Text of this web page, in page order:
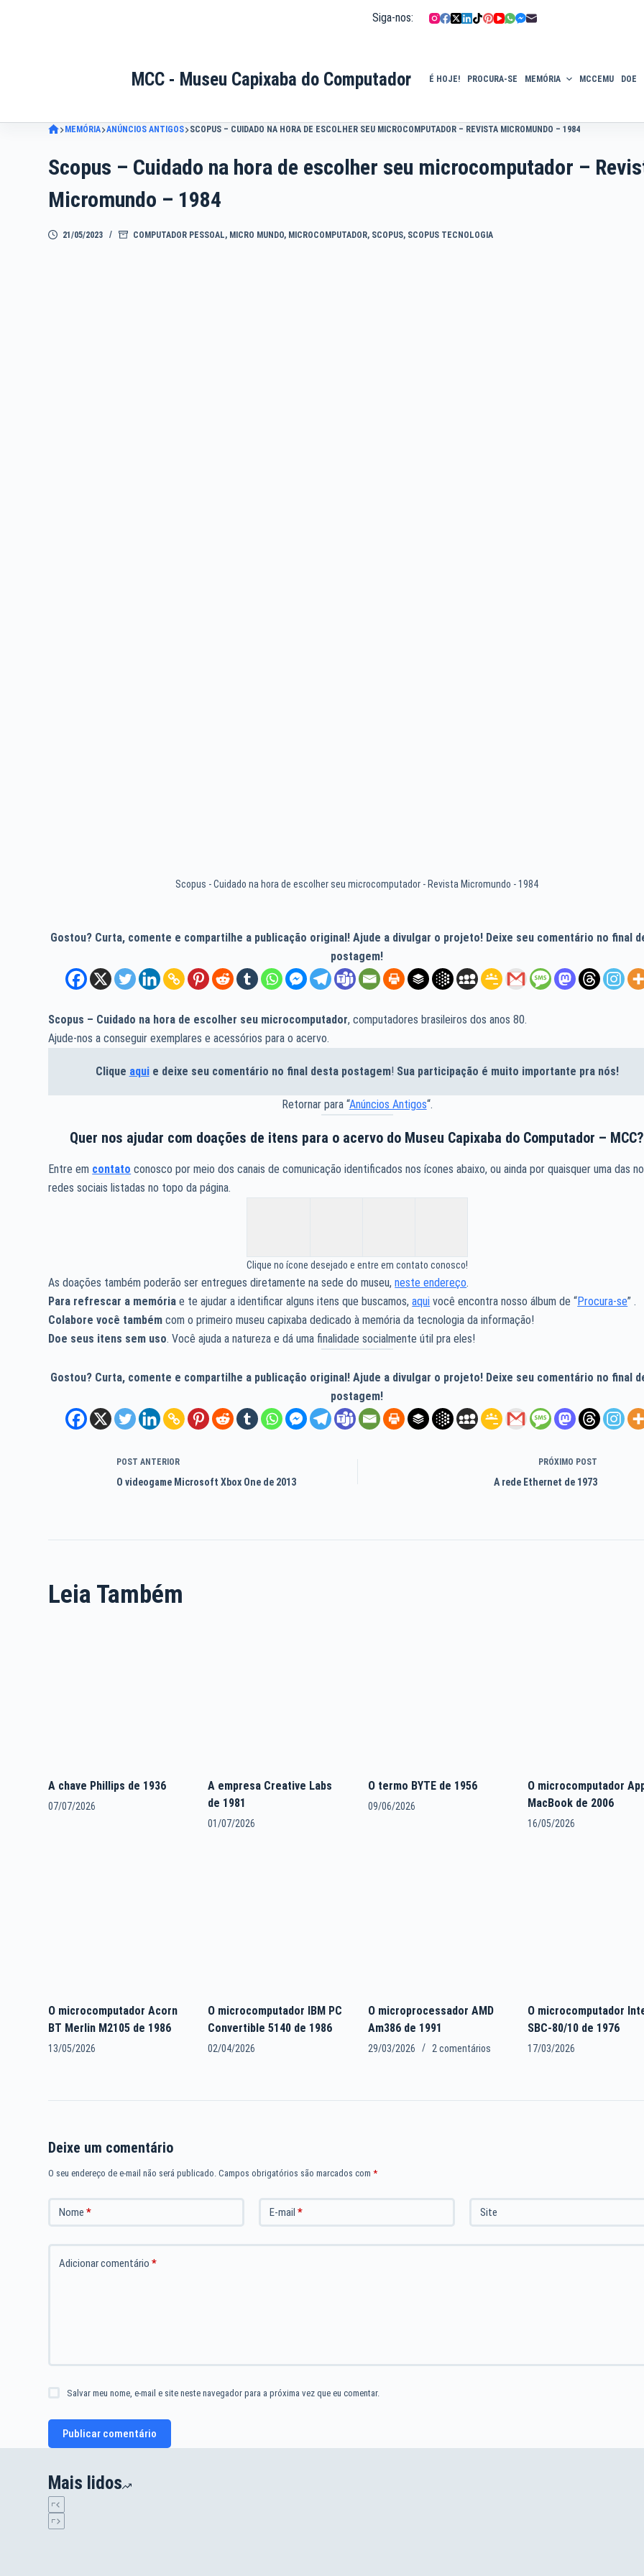
Siga-nos:
MCC - Museu Capixaba do Computador É HOJE! PROCURA-SE MEMÓRIA MCCEMU DOE
MEMÓRIA ANÚNCIOS ANTIGOS SCOPUS – CUIDADO NA HORA DE ESCOLHER SEU MICROCOMPUTADOR – REVISTA MICROMUNDO – 1984
Scopus – Cuidado na hora de escolher seu microcomputador –
Micromundo – 1984
21/05/2023 COMPUTADOR PESSOAL, MICRO MUNDO, MICROCOMPUTADOR, SCOPUS, SCOPUS TECNOLOGIA
Scopus - Cuidado na hora de escolher seu microcomputador - Revista Micromundo - 1984
Gostou? Curta, comente e compartilhe a publicação original! Ajude a divulgar o projeto! Deixe seu comentário no final
postagem!
Scopus – Cuidado na hora de escolher seu microcomputador, computadores brasileiros dos anos 80.
Ajude-nos a conseguir exemplares e acessórios para o acervo.
Clique aquie deixe seu comentário no final desta postagem! Sua participação é muito importante pra nós!
Retornar para “Anúncios Antigos“.
Quer nos ajudar com doações de itens para o acervo do Museu Capixaba do Computador – MCC?
Entre em contato conosco por meio dos canais de comunicação identificados nos ícones abaixo, ou ainda por quaisquer uma das
redes sociais listadas no topo da página.
Clique no ícone desejado e entre em contato conosco!
As doações também poderão ser entregues diretamente na sede do museu,neste endereço.
Para refrescar a memória e te ajudar a identificar alguns itens que buscamos,aqui você encontra nosso álbum de “Procura-se” .
Colabore você também com o primeiro museu capixaba dedicado à memória da tecnologia da informação!
Doe seus itens sem uso. Você ajuda a natureza e dá uma finalidade socialmente útil pra eles!
Gostou? Curta, comente e compartilhe a publicação original! Ajude a divulgar o projeto! Deixe seu comentário no final
postagem!
POST ANTERIOR
O videogame Microsoft Xbox One de 2013
PRÓXIMO POST
A rede Ethernet de 1973
Leia Também
A chave Phillips de 1936
07/07/2026
A empresa Creative Labs
de 1981
01/07/2026
O termo BYTE de 1956
09/06/2026
O microcomputador
MacBook de 2006
16/05/2026
O microcomputador Acorn
BT Merlin M2105 de 1986
13/05/2026
O microcomputador IBM PC
Convertible 5140 de 1986
02/04/2026
O microprocessador AMD
Am386 de 1991
29/03/2026 2 comentários
O microcomputador
SBC-80/10 de 1976
17/03/2026
Deixe um comentário
O seu endereço de e-mail não será publicado. Campos obrigatórios são marcados com*
Nome * E-mail * Site
Adicionar comentário *
Salvar meu nome, e-mail e site neste navegador para a próxima vez que eu comentar.
Publicar comentário
Mais lidos